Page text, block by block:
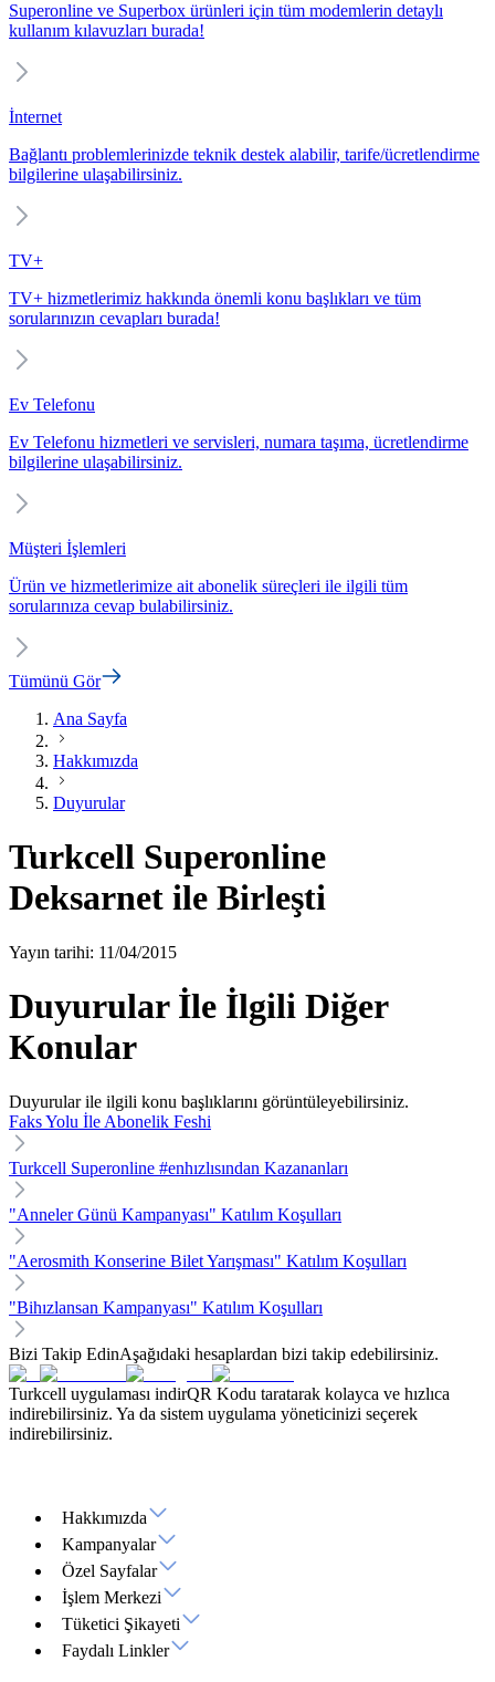
Superonline ve Superbox ürünleri için tüm modemlerin detaylı
kullanım kılavuzları burada!
İnternet
Bağlantı problemlerinizde teknik destek alabilir, tarife/ücretlendirme
bilgilerine ulaşabilirsiniz.
TV+
TV+ hizmetlerimiz hakkında önemli konu başlıkları ve tüm
sorularınızın cevapları burada!
Ev Telefonu
Ev Telefonu hizmetleri ve servisleri, numara taşıma, ücretlendirme
bilgilerine ulaşabilirsiniz.
Müşteri İşlemleri
Ürün ve hizmetlerimize ait abonelik süreçleri ile ilgili tüm
sorularınıza cevap bulabilirsiniz.
Tümünü Gör
Ana Sayfa
Hakkımızda
Duyurular
Turkcell Superonline
Deksarnet ile Birleşti
Yayın tarihi: 11/04/2015
Duyurular İle İlgili Diğer
Konular
Duyurular ile ilgili konu başlıklarını görüntüleyebilirsiniz.
Faks Yolu İle Abonelik Feshi
Turkcell Superonline #enhızlısından Kazananları
"Anneler Günü Kampanyası" Katılım Koşulları
"Aerosmith Konserine Bilet Yarışması" Katılım Koşulları
"Bihızlansan Kampanyası" Katılım Koşulları
Bizi Takip EdinAşağıdaki hesaplardan bizi takip edebilirsiniz.
Turkcell uygulaması indirQR Kodu taratarak kolayca ve hızlıca
indirebilirsiniz. Ya da sistem uygulama yöneticinizi seçerek
indirebilirsiniz.
Hakkımızda
Kampanyalar
Özel Sayfalar
İşlem Merkezi
Tüketici Şikayeti
Faydalı Linkler